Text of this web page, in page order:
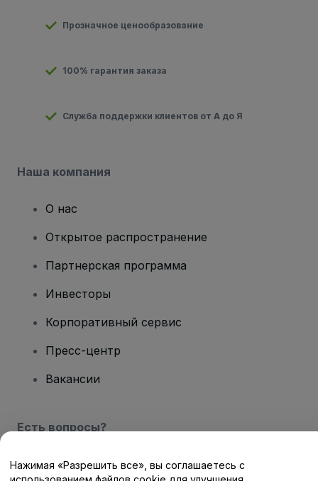
Прозначное ценообразование
100% гарантия заказа
Служба поддержки клиентов от А до Я
Наша компания
О нас
Открытое распространение
Партнерская программа
Инвесторы
Корпоративный сервис
Пресс-центр
Вакансии
Есть вопросы?
Центр помощи / Свяжитесь с нами
Нажимая «Разрешить все», вы соглашаетесь с